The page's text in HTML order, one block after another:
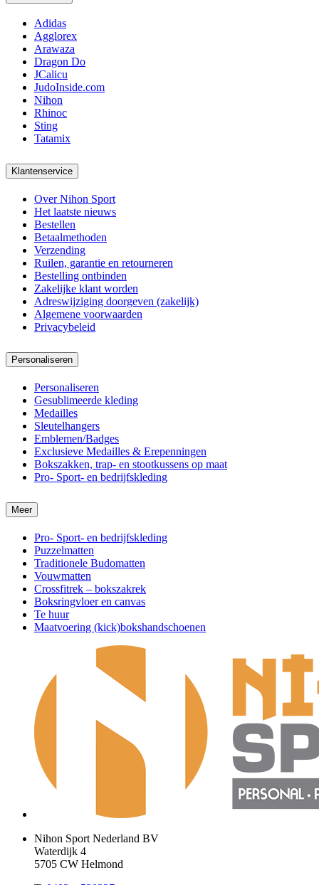
Adidas
Agglorex
Arawaza
Dragon Do
JCalicu
JudoInside.com
Nihon
Rhinoc
Sting
Tatamix
Klantenservice
Over Nihon Sport
Het laatste nieuws
Bestellen
Betaalmethoden
Verzending
Ruilen, garantie en retourneren
Bestelling ontbinden
Zakelijke klant worden
Adreswijziging doorgeven (zakelijk)
Algemene voorwaarden
Privacybeleid
Personaliseren
Personaliseren
Gesublimeerde kleding
Medailles
Sleutelhangers
Emblemen/Badges
Exclusieve Medailles & Erepenningen
Bokszakken, trap- en stootkussens op maat
Pro- Sport- en bedrijfskleding
Meer
Pro- Sport- en bedrijfskleding
Puzzelmatten
Traditionele Budomatten
Vouwmatten
Crossfitrek – bokszakrek
Boksringvloer en canvas
Te huur
Maatvoering (kick)bokshandschoenen
Nihon Sport Nederland BV
Waterdijk 4
5705 CW Helmond